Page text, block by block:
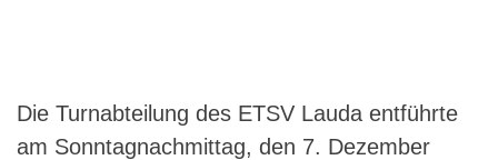
Die Turnabteilung des ETSV Lauda entführte
am Sonntagnachmittag, den 7. Dezember